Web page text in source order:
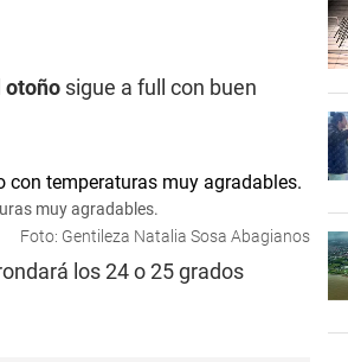
otoño sigue a full con buen
muy agradables.
Foto: Gentileza Natalia Sosa Abagianos
los 24 o 25 grados